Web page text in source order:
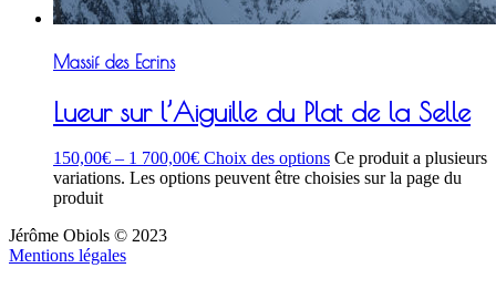
Massif des Ecrins
Lueur sur l’Aiguille du Plat de la Selle
150,00€ – 1 700,00€ Choix des options Ce produit a plusieurs
variations. Les options peuvent être choisies sur la page du
produit
Jérôme Obiols © 2023
Mentions légales